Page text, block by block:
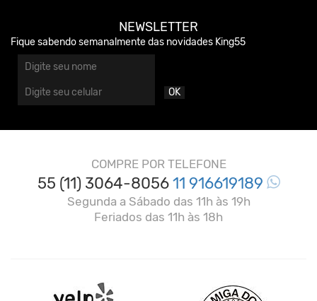
NEWSLETTER
Fique sabendo semanalmente das novidades King55
OK
COMPRE POR TELEFONE
55 (11) 3064-805611 916619189
Segunda a Sábado das 11h às 19h
Feriados das 11h às 18h